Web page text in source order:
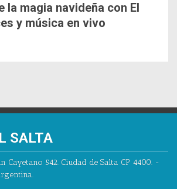
la magia navideña con El
y música en vivo
SALTA
Cayetano 542. Ciudad de Salta CP 4400. -